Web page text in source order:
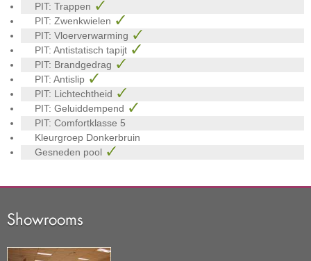
PIT: Trappen
PIT: Zwenkwielen
PIT: Vloerverwarming
PIT: Antistatisch tapijt
PIT: Brandgedrag
PIT: Antislip
PIT: Lichtechtheid
PIT: Geluiddempend
PIT: Comfortklasse 5
Kleurgroep Donkerbruin
Gesneden pool
Showrooms